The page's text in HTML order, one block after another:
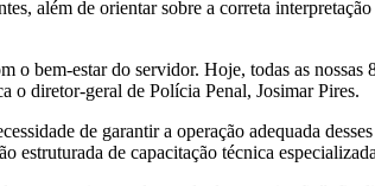
além de orientar sobre a correta
bem-estar do servidor. Hoje, todas as nossas
o diretor-geral de Polícia Penal, Josimar Pires.
de garantir a operação adequada
estruturada de capacitação técnica